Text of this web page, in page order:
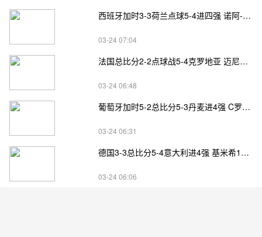
西班牙加时3-3荷兰点球5-4进四强 诺阿-朗&马伦失点
03-24 07:04
法国总比分2-2点球战5-4克罗地亚 迈尼昂两扑点
03-24 06:48
葡萄牙加时5-2总比分5-3丹麦进4强 C罗失点+补射破门
03-24 06:31
德国3-3总比分5-4意大利进4强 基米希1射2传小基恩双响
03-24 06:06